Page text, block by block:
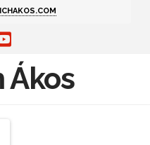
Ákos